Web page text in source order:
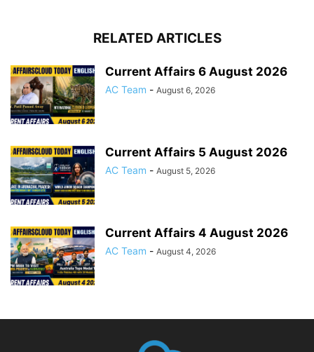
RELATED ARTICLES
Current Affairs 6 August 2026
AC Team - August 6, 2026
Current Affairs 5 August 2026
AC Team - August 5, 2026
Current Affairs 4 August 2026
AC Team - August 4, 2026